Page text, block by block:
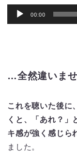
声
ヤ
00:00
…全然違いま
これを聴いた後に
くと、「あれ？」
キ感が強く感じら
ました。